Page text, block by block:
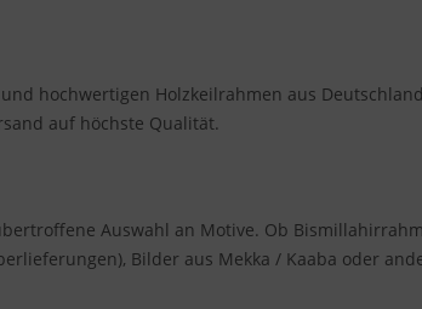
hochwertigen Holzkeilrahmen aus
auf höchste Qualität.
Auswahl an Motive. Ob
Bilder aus Mekka / Kaaba oder